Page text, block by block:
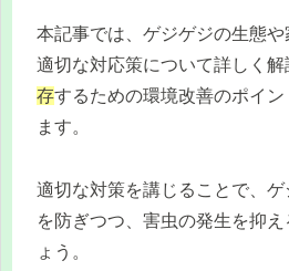
本記事では、ゲジゲジの生態や
適切な対応策について詳しく解
存するための環境改善のポイ
ます。
適切な対策を講じることで、
を防ぎつつ、害虫の発生を抑
ょう。